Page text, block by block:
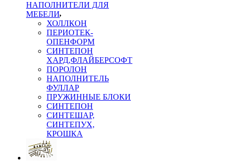
НАПОЛНИТЕЛИ ДЛЯ
МЕБЕЛИ
ХОЛЛКОН
ПЕРИОТЕК-
ОПЕНФОРМ
СИНТЕПОН
ХАРД,ФЛАЙБЕРСОФТ
ПОРОЛОН
НАПОЛНИТЕЛЬ
ФУЛЛАР
ПРУЖИННЫЕ БЛОКИ
СИНТЕПОН
СИНТЕШАР,
СИНТЕПУХ,
КРОШКА